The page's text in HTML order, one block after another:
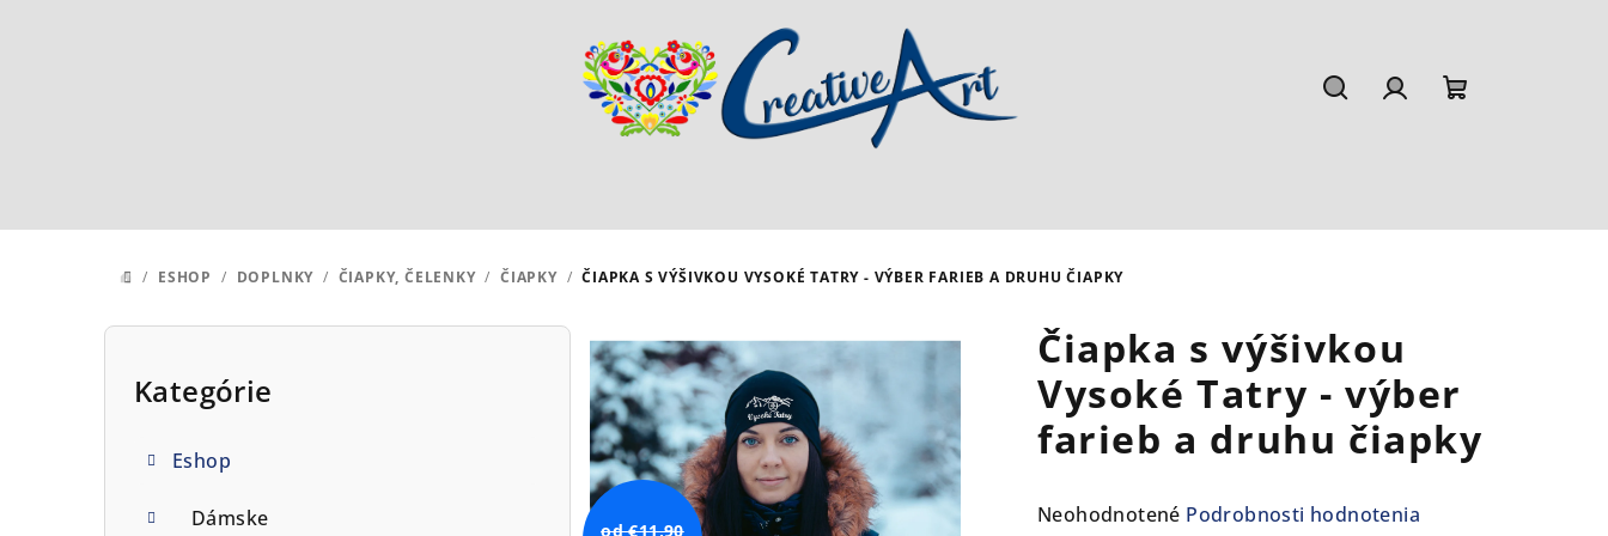
DOMOV
/ ESHOP / DOPLNKY / ČIAPKY, ČELENKY / ČIAPKY / ČIAPKA S VÝŠIVKOU VYSOKÉ TATRY - VÝBER FARIEB A DRUHU ČIAPKY
B
Preskočiť
kategórie
Kategórie
Eshop
Dámske
Čiapka s výšivkou
Vysoké Tatry - výber
farieb a druhu čiapky
Priemerné
Neohodnotené Podrobnosti hodnotenia
od €11,90